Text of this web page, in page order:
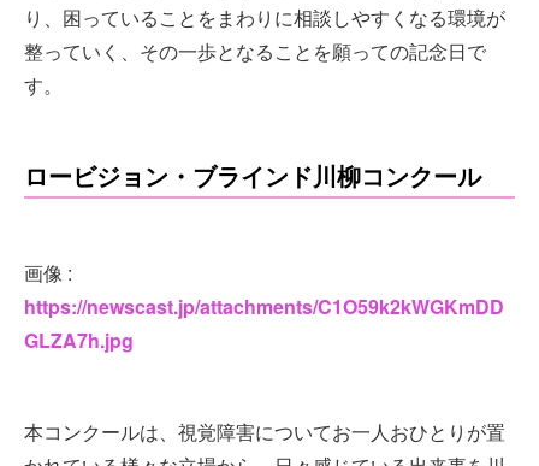
り、困っていることをまわりに相談しやすくなる環境が
整っていく、その一歩となることを願っての記念日で
す。
ロービジョン・ブラインド川柳コンクール
画像 :
https://newscast.jp/attachments/C1O59k2kWGKmDD
GLZA7h.jpg
本コンクールは、視覚障害についてお一人おひとりが置